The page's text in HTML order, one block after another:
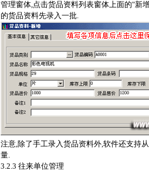
管理窗体,点击货品资料列表窗体上面的"新
的货品资料先录入一批.
注意,除了手工录入货品资料外,软件还支持
量.
3.2.3 往来单位管理